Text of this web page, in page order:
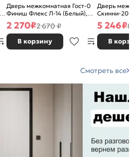
Дверь межкомнатная Гост-0
Финиш Флекс Л-14 (Белый),
глухая, каркасно-щитовая
2 270₽2 670 ₽
В корзину
Дверь
Скинни-20
декора,
без кромки,
5 246₽8
В
Смотреть все